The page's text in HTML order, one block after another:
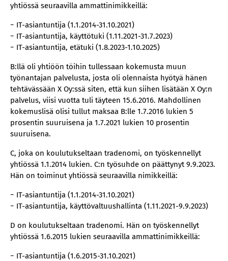
yhtiössä seuraavilla ammattinimikkeillä:
− IT-asiantuntija (1.1.2014-31.10.2021)
− IT-asiantuntija, käyttötuki (1.11.2021-31.7.2023)
− IT-asiantuntija, etätuki (1.8.2023-1.10.2025)
B:llä oli yhtiöön töihin tullessaan kokemusta muun
työnantajan palvelusta, josta oli olennaista hyötyä hänen
tehtävässään X Oy:ssä siten, että kun siihen lisätään X Oy:n
palvelus, viisi vuotta tuli täyteen 15.6.2016. Mahdollinen
kokemuslisä olisi tullut maksaa B:lle 1.7.2016 lukien 5
prosentin suuruisena ja 1.7.2021 lukien 10 prosentin
suuruisena.
C, joka on koulutukseltaan tradenomi, on työskennellyt
yhtiössä 1.1.2014 lukien. C:n työsuhde on päättynyt 9.9.2023.
Hän on toiminut yhtiössä seuraavilla nimikkeillä:
− IT-asiantuntija (1.1.2014-31.10.2021)
− IT-asiantuntija, käyttövaltuushallinta (1.11.2021-9.9.2023)
D on koulutukseltaan tradenomi. Hän on työskennellyt
yhtiössä 1.6.2015 lukien seuraavilla ammattinimikkeillä:
− IT-asiantuntija (1.6.2015-31.10.2021)